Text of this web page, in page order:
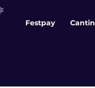
Festpay